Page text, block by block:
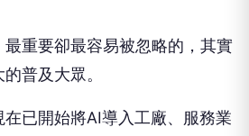
重要卻最容易被忽略的，其實
普及大眾。
已開始將AI導入工廠、服務業